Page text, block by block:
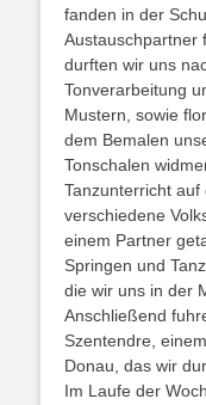
fanden in der
Austauschpartner
durften wir uns
Tonverarbeitung
Mustern, sowie
dem Bemalen
Tonschalen
Tanzunterricht
verschiedene
einem Partner
Springen und
die wir uns in der
Anschließend
Szentendre,
Donau, das wir
Im Laufe der